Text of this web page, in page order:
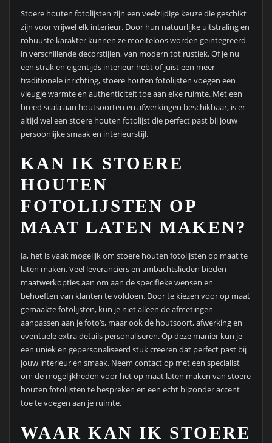
Stoere houten fotolijsten zijn een veelzijdige keuze die geschikt
zijn voor vrijwel elk interieur. Door hun natuurlijke uitstraling en
robuuste karakter kunnen ze moeiteloos worden geïntegreerd
in verschillende decorstijlen, van modern tot rustiek. Of je nu
een strak en eigentijds interieur hebt of juist een meer
traditionele inrichting, stoere houten fotolijsten voegen een
vleugje warmte en authenticiteit toe aan elke ruimte. Met een
breed scala aan houtsoorten en afwerkingen beschikbaar, is er
altijd wel een stoere houten fotolijst die perfect past bij jouw
persoonlijke smaak en interieurstijl.
KAN IK STOERE
HOUTEN
FOTOLIJSTEN OP
MAAT LATEN MAKEN?
Ja, het is vaak mogelijk om stoere houten fotolijsten op maat te
laten maken. Veel leveranciers en ambachtslieden bieden
maatwerkopties aan om aan de specifieke wensen en
behoeften van klanten te voldoen. Door te kiezen voor op maat
gemaakte fotolijsten, kun je niet alleen de afmetingen
aanpassen aan je foto’s, maar ook de houtsoort, afwerking en
eventuele extra details personaliseren. Op deze manier kun je
een uniek en gepersonaliseerd stuk creëren dat perfect past bij
jouw interieur en smaak. Neem contact op met een specialist
om de mogelijkheden voor het op maat laten maken van stoere
houten fotolijsten te bespreken en een echt bijzonder accent
toe te voegen aan je ruimte.
WAAR KAN IK STOERE